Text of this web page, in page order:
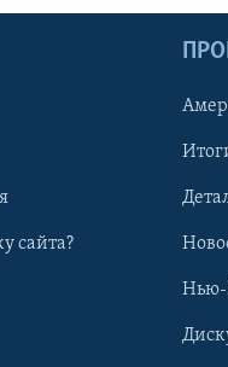
сайта?
Нью-